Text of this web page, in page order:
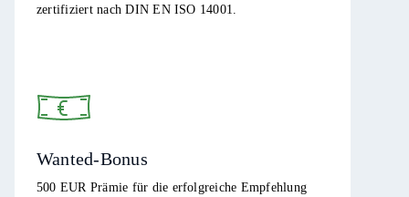
zertifiziert nach DIN EN ISO 14001.
Wanted-Bonus
500 EUR Prämie für die erfolgreiche Empfehlung